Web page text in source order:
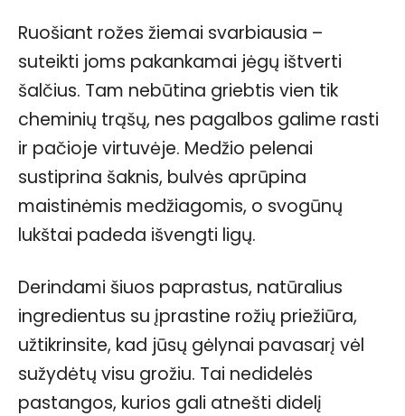
Ruošiant rožes žiemai svarbiausia –
suteikti joms pakankamai jėgų ištverti
šalčius. Tam nebūtina griebtis vien tik
cheminių trąšų, nes pagalbos galime rasti
ir pačioje virtuvėje. Medžio pelenai
sustiprina šaknis, bulvės aprūpina
maistinėmis medžiagomis, o svogūnų
lukštai padeda išvengti ligų.
Derindami šiuos paprastus, natūralius
ingredientus su įprastine rožių priežiūra,
užtikrinsite, kad jūsų gėlynai pavasarį vėl
sužydėtų visu grožiu. Tai nedidelės
pastangos, kurios gali atnešti didelį